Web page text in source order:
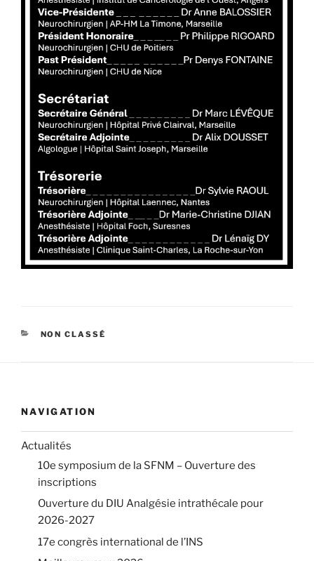
CATÉGORIES
NON CLASSÉ
NAVIGATION
Actualités
10e symposium de la SFNM – Ouverture des
inscriptions
Ouverture du DIU Analgésie intrathécale pour
2026-2027
17e congrès international de l’INS